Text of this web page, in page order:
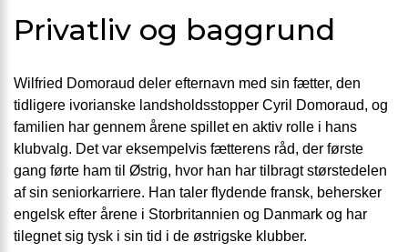
Privatliv og baggrund
Wilfried Domoraud deler efternavn med sin fætter, den
tidligere ivorianske landsholdsstopper Cyril Domoraud, og
familien har gennem årene spillet en aktiv rolle i hans
klubvalg. Det var eksempelvis fætterens råd, der første
gang førte ham til Østrig, hvor han har tilbragt størstedelen
af sin seniorkarriere. Han taler flydende fransk, behersker
engelsk efter årene i Storbritannien og Danmark og har
tilegnet sig tysk i sin tid i de østrigske klubber.